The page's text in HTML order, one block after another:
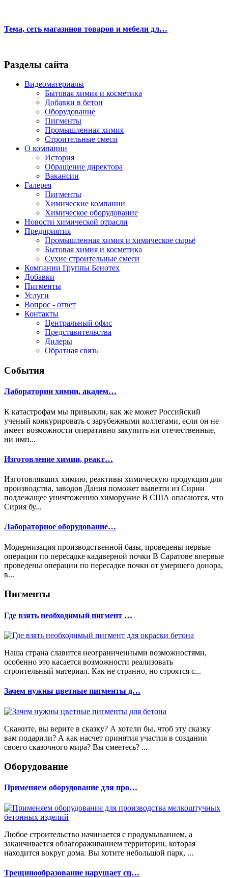
Тема, сеть магазинов товаров и мебели дл…
Разделы сайта
Видеоматериалы
Бытовая химия и косметика
Добавки в бетон
Оборудование
Пигменты
Промышленная химия
Строительные смеси
О компании
История
Обращение директора
Вакансии
Галерея
Пигменты
Химические компании
Химическое оборудование
Новости химической отрасли
Предприятия
Промышленная химия и химическое сырьё
Бытовая химия и косметика
Сухие строительные смеси
Компании Группы Бенотех
Добавки
Пигменты
Услуги
Вопрос - ответ
Контакты
Центральный офис
Представительства
Дилеры
Обратная связь
События
Лаборатории химии, академ…
К катастрофам мы привыкли, как же может Российский
ученый конкурировать с зарубежными коллегами, если он не
имеет возможности оперативно закупить ни отечественные,
ни имп...
Изготовление химии, реакт…
Изготовлявших химию, реактивы химическую продукция для
производства, заводов Дания поможет вывезти из Сирии
подлежащее уничтожению химоружие В США опасаются, что
Сирия бу...
Лабораторное оборудование…
Модернизация производственной базы, проведены первые
операции по пересадке кадаверной почки В Саратове впервые
проведены операции по пересадке почки от умершего донора,
в...
Пигменты
Где взять необходимый пигмент …
Наша страна славится неограниченными возможностями,
особенно это касается возможности реализовать
строительный материал. Как не странно, но строятся с...
Зачем нужны цветные пигменты д…
Скажите, вы верите в сказку? А хотели бы, чтоб эту сказку
вам подарили? А как насчет принятия участия в создании
своего сказочного мира? Вы смеетесь? ...
Оборудование
Применяем оборудование для про…
Любое строительство начинается с продумыванием, а
заканчивается облагораживанием территории, которая
находится вокруг дома. Вы хотите небольшой парк, ...
Трещинообразование нарушает сц…